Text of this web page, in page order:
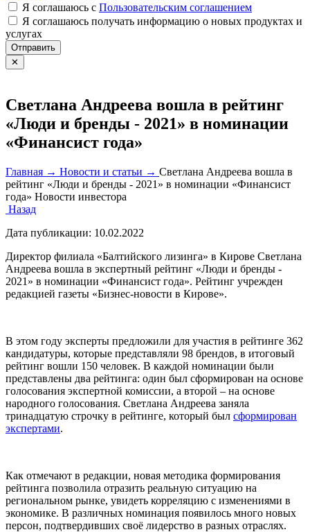
Я соглашаюсь c Пользовательским соглашением
Я соглашаюсь получать информацию о новых продуктах и
услугах
Отправить
✕
Светлана Андреева вошла в рейтинг
«Люди и бренды - 2021» в номинации
«Финансист года»
Главная → Новости и статьи → Светлана Андреева вошла в
рейтинг «Люди и бренды - 2021» в номинации «Финансист
года» Новости инвестора
Назад
Дата публикации: 10.02.2022
Директор филиала «Балтийского лизинга» в Кирове Светлана
Андреева вошла в экспертный рейтинг «Люди и бренды -
2021» в номинации «Финансист года». Рейтинг учрежден
редакцией газеты «Бизнес-новости в Кирове».
В этом году эксперты предложили для участия в рейтинге 362
кандидатуры, которые представляли 98 брендов, в итоговый
рейтинг вошли 150 человек. В каждой номинации были
представлены два рейтинга: один был сформирован на основе
голосования экспертной комиссии, а второй – на основе
народного голосования. Светлана Андреева заняла
тринадцатую строчку в рейтинге, который был сформирован
экспертами.
Как отмечают в редакции, новая методика формирования
рейтинга позволила отразить реальную ситуацию на
региональном рынке, увидеть корреляцию с изменениями в
экономике. В различных номинация появилось много новых
персон, подтвердивших своё лидерство в разных отраслях.